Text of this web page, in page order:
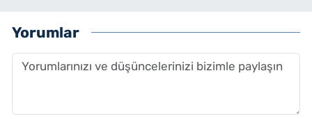
Yorumlar